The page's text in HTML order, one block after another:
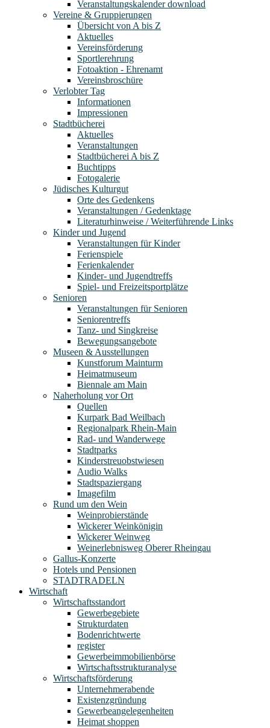
Veranstaltungskalender download
Vereine & Gruppierungen
Übersicht von A bis Z
Aktuelles
Vereinsförderung
Sportlerehrung
Fotoaktion - Ehrenamt
Vereinsbroschüre
Verlobter Tag
Informationen
Impressionen
Stadtbücherei
Aktuelles
Veranstaltungen
Stadtbücherei A bis Z
Buchtipps
Fotogalerie
Jüdisches Kulturgut
Orte des Gedenkens
Veranstaltungen / Gedenktage
Literaturhinweise / Weiterführende Links
Kinder und Jugend
Veranstaltungen für Kinder
Ferienspiele
Ferienkalender
Kinder- und Jugendtreffs
Spiel- und Freizeitsportplätze
Senioren
Veranstaltungen für Senioren
Seniorentreffs
Tanz- und Singkreise
Bewegungsangebote
Museen & Ausstellungen
Kunstforum Mainturm
Heimatmuseum
Biennale am Main
Naherholung vor Ort
Quellen
Kurpark Bad Weilbach
Regionalpark Rhein-Main
Rad- und Wanderwege
Stadtparks
Kinderstreuobstwiesen
Audio Walks
Stadtspaziergang
Imagefilm
Rund um den Wein
Weinprobierstände
Wickerer Weinkönigin
Wickerer Weinweg
Weinerlebnisweg Oberer Rheingau
Gallus-Konzerte
Hotels und Pensionen
STADTRADELN
Wirtschaft
Wirtschaftsstandort
Gewerbegebiete
Strukturdaten
Bodenrichtwerte
register
Gewerbeimmobilienbörse
Wirtschaftsstrukturanalyse
Wirtschaftsförderung
Unternehmerabende
Existenzgründung
Gewerbeangelegenheiten
Heimat shoppen